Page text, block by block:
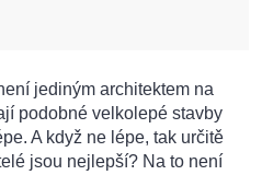
jediným architektem na
podobné velkolepé stavby
A když ne lépe, tak určitě
jsou nejlepší? Na to není